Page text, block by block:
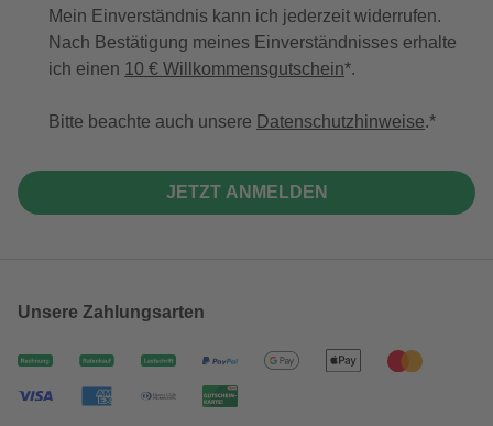
Mein Einverständnis kann ich jederzeit widerrufen.
Nach Bestätigung meines Einverständnisses erhalte
ich einen 10 € Willkommensgutschein*.
Bitte beachte auch unsere Datenschutzhinweise.
JETZT ANMELDEN
Unsere Zahlungsarten